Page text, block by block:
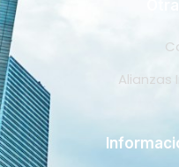
Alianzas